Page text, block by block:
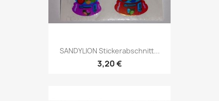
SANDYLION Stickerabschnitt...
3,20 €